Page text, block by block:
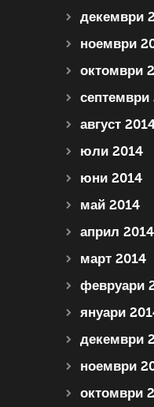
декември
ноември
октомври
септември
август
юли 2014
юни 2014
май 2014
април 2014
март 2014
февруари
януари
декември
ноември
октомври